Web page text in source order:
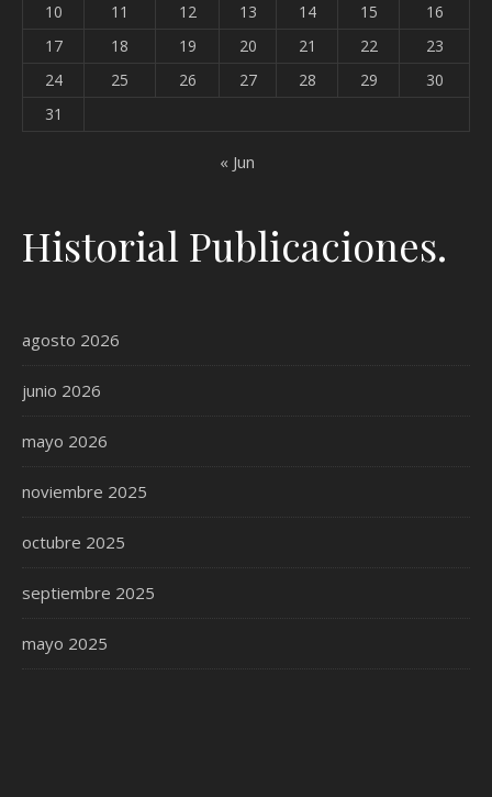
10
11 12 13 14 15
16
17
18 19 20 21 22
23
24
25 26 27 28 29
30
31
« Jun
Historial Publicaciones.
agosto 2026
junio 2026
mayo 2026
noviembre 2025
octubre 2025
septiembre 2025
mayo 2025